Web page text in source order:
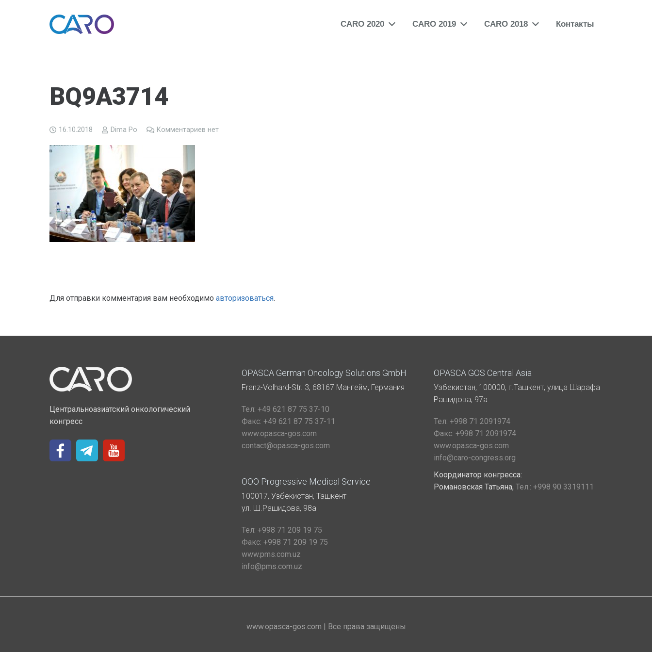
CARO 2020 CARO 2019 CARO 2018 Контакты
BQ9A3714
16.10.2018 Dima Po Комментариев нет
Для отправки комментария вам необходимо авторизоваться.
Центральноазиатский онкологический
конгресс
OPASCA German Oncology Solutions GmbH
Franz-Volhard-Str. 3, 68167 Мангейм, Германия
Тел: +49 621 87 75 37-10
Факс: +49 621 87 75 37-11
www.opasca-gos.com
contact@opasca-gos.com
ООО Progressive Medical Service
100017, Узбекистан, Ташкент
ул. Ш.Рашидова, 98а
Тел: +998 71 209 19 75
Факс: +998 71 209 19 75
www.pms.com.uz
info@pms.com.uz
OPASCA GOS Central Asia
Узбекистан, 100000, г.Ташкент, улица Шарафа
Рашидова, 97а
Тел: +998 71 2091974
Факс: +998 71 2091974
www.opasca-gos.com
info@caro-congress.org
Координатор конгресса:
Романовская Татьяна, Тел.: +998 90 3319111
www.opasca-gos.com | Все права защищены